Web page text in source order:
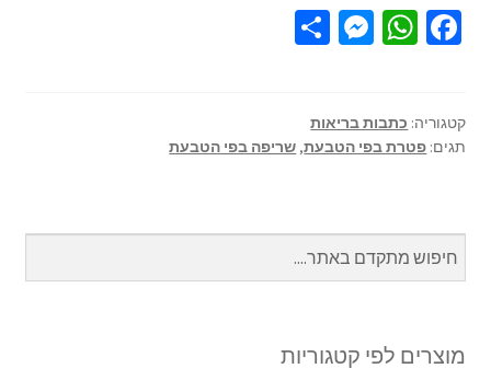
Fa
o
o
W
sA
p
M
n
ge
S
e
קטגוריה: כתבות בריאות
תגים: פטרת בפי הטבעת, שריפה בפי הטבעת
מוצרים לפי קטגוריות